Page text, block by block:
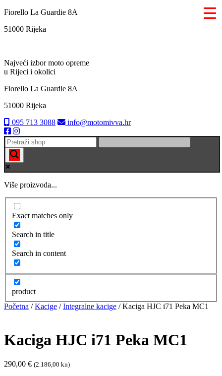
▼
Skip
content
Fiorello La Guardie 8A
51000 Rijeka
Najveći izbor moto opreme
u Rijeci i okolici
Fiorello La Guardie 8A
51000 Rijeka
095 713 3088
info@motomivva.hr
Više proizvoda...
Exact matches only
Search in title
Search in content
product
Početna /Kacige /Integralne kacige / Kaciga HJC i71 Peka MC1
Kaciga HJC i71 Peka MC1
290,00 € (2.186,00 kn)